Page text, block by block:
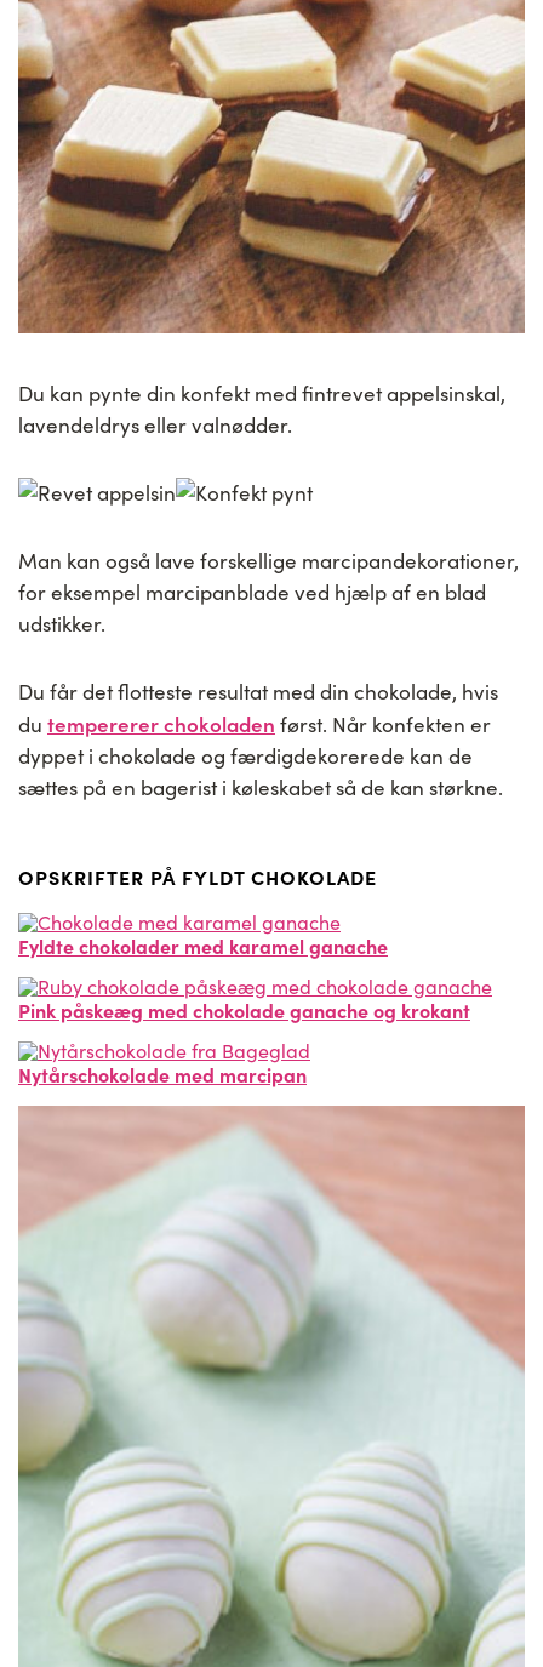
Du kan pynte din konfekt med fintrevet appelsinskal,
lavendeldrys eller valnødder.
Man kan også lave forskellige marcipandekorationer,
for eksempel marcipanblade ved hjælp af en blad
udstikker.
Du får det flotteste resultat med din chokolade, hvis
du tempererer chokoladen først. Når konfekten er
dyppet i chokolade og færdigdekorerede kan de
sættes på en bagerist i køleskabet så de kan størkne.
OPSKRIFTER PÅ FYLDT CHOKOLADE
Fyldte chokolader med karamel ganache
Pink påskeæg med chokolade ganache og krokant
Nytårschokolade med marcipan